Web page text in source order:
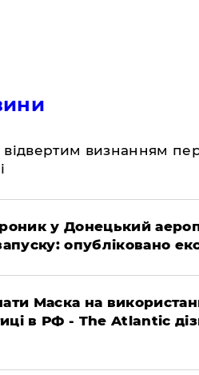
відвертим визнанням
у Донецький
опубліковано
Маска на
в РФ - The Atlantic